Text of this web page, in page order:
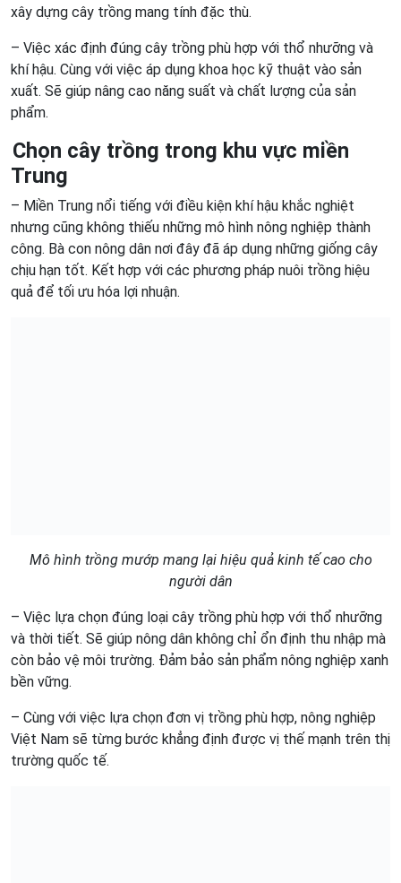
xây dựng cây trồng mang tính đặc thù.
– Việc xác định đúng cây trồng phù hợp với thổ nhưỡng và
khí hậu. Cùng với việc áp dụng khoa học kỹ thuật vào sản
xuất. Sẽ giúp nâng cao năng suất và chất lượng của sản
phẩm.
Chọn cây trồng trong khu vực miền
Trung
– Miền Trung nổi tiếng với điều kiện khí hậu khắc nghiệt
nhưng cũng không thiếu những mô hình nông nghiệp thành
công. Bà con nông dân nơi đây đã áp dụng những giống cây
chịu hạn tốt. Kết hợp với các phương pháp nuôi trồng hiệu
quả để tối ưu hóa lợi nhuận.
Mô hình trồng mướp mang lại hiệu quả kinh tế cao cho
người dân
– Việc lựa chọn đúng loại cây trồng phù hợp với thổ nhưỡng
và thời tiết. Sẽ giúp nông dân không chỉ ổn định thu nhập mà
còn bảo vệ môi trường. Đảm bảo sản phẩm nông nghiệp xanh
bền vững.
– Cùng với việc lựa chọn đơn vị trồng phù hợp, nông nghiệp
Việt Nam sẽ từng bước khẳng định được vị thế mạnh trên thị
trường quốc tế.